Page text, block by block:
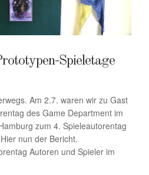
Spieletage
Am 2.7. waren wir zu Gast
des Game Department im
zum 4. Spieleautorentag
nun der Bericht.
Autoren und Spieler im